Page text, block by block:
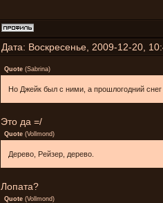
Дата: Воскресенье, 2009-12-20,
Quote (Sabrina)
Но Джейк был с ними, а прошлогодний снег
Это да =/
Quote (Vollmond)
Дерево, Рейзер, дерево.
Лопата?
Quote (Vollmond)